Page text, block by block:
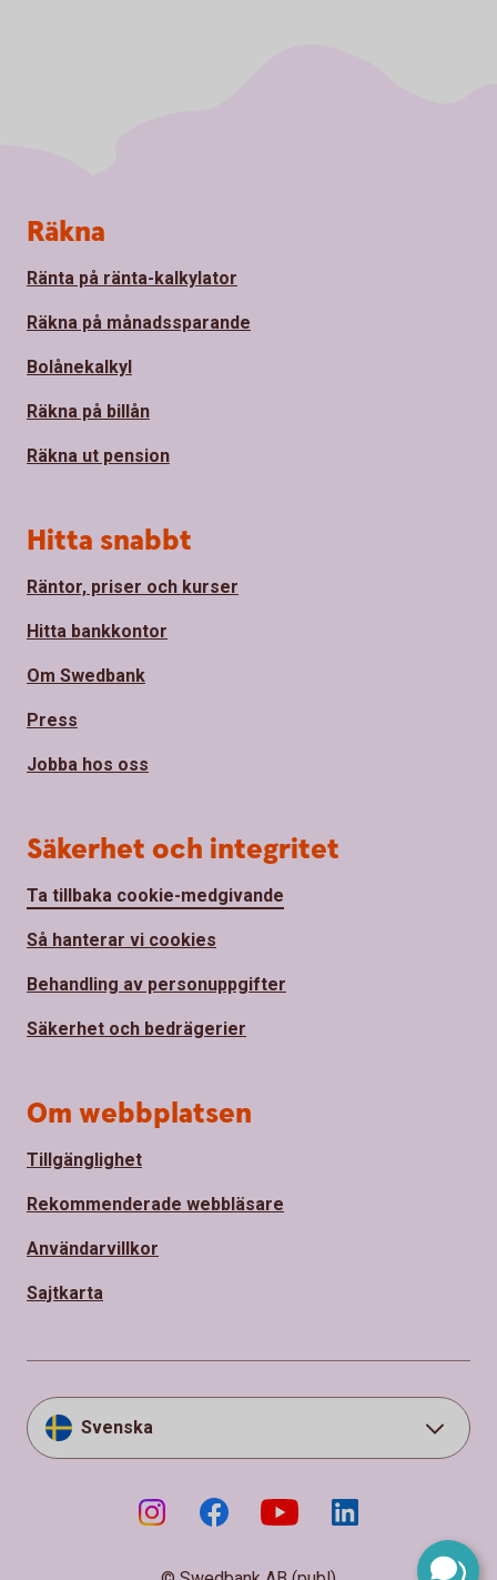
Sidfot
Räkna
Ränta på ränta-kalkylator
Räkna på månadssparande
Bolånekalkyl
Räkna på billån
Räkna ut pension
Hitta snabbt
Räntor, priser och kurser
Hitta bankkontor
Om Swedbank
Press
Jobba hos oss
Säkerhet och integritet
Ta tillbaka cookie-medgivande
Så hanterar vi cookies
Behandling av personuppgifter
Säkerhet och bedrägerier
Om webbplatsen
Tillgänglighet
Rekommenderade webbläsare
Användarvillkor
Sajtkarta
Svenska